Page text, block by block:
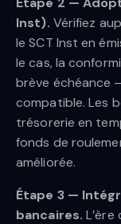
Inst). Vérifiez
le SCT Inst en
le cas, la
brève échéance
compatible. Les
trésorerie en
fonds de
améliorée.
Étape 3 —
bancaires.